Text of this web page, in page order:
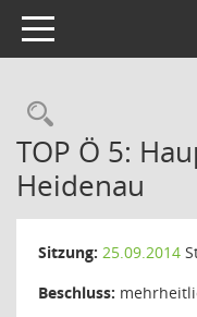
Toggle navigation
TOP Ö 5:
Heidenau
Sitzung: 25.09.2014
Beschluss: